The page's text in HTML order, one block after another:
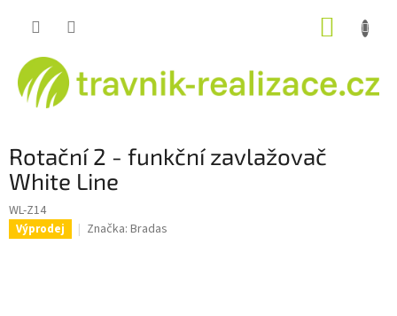
Rotační 2 - funkční zavlažovač
White Line
WL-Z14
Výprodej Značka: Bradas